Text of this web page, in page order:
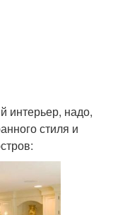
интерьер, надо,
стиля и